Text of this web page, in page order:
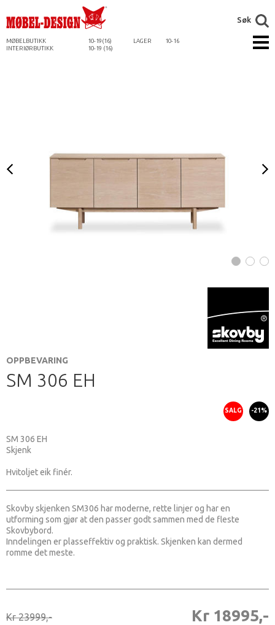
MØBELBUTIKK 10-19(16) LAGER
10-16
INTERIØRBUTIKK
10-19 (16)
Søk
OPPBEVARING
SM 306 EH
SALG -21%
SM 306 EH
Skjenk
Hvitoljet eik finér.
Skovby skjenken SM306 har moderne, rette linjer og har en
utforming som gjør at den passer godt sammen med de fleste
Skovbybord.
Inndelingen er plasseffektiv og praktisk. Skjenken kan dermed
romme det meste.
Kr 23999,- Kr 18995,-